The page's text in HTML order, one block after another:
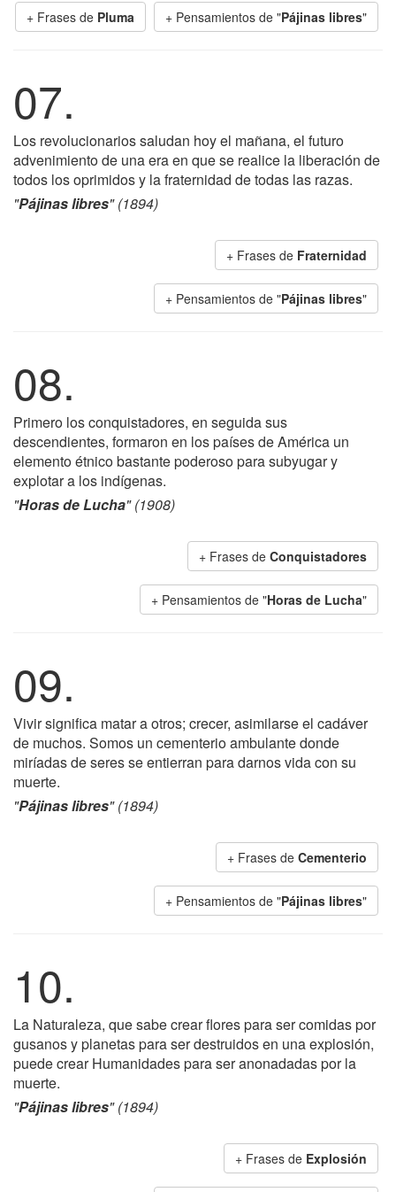
+ Frases de Pluma + Pensamientos de "Pájinas libres"
07.
Los revolucionarios saludan hoy el mañana, el futuro
advenimiento de una era en que se realice la liberación de
todos los oprimidos y la fraternidad de todas las razas.
"Pájinas libres" (1894)
+ Frases de Fraternidad
+ Pensamientos de "Pájinas libres"
08.
Primero los conquistadores, en seguida sus
descendientes, formaron en los países de América un
elemento étnico bastante poderoso para subyugar y
explotar a los indígenas.
"Horas de Lucha" (1908)
+ Frases de Conquistadores
+ Pensamientos de "Horas de Lucha"
09.
Vivir significa matar a otros; crecer, asimilarse el cadáver
de muchos. Somos un cementerio ambulante donde
miríadas de seres se entierran para darnos vida con su
muerte.
"Pájinas libres" (1894)
+ Frases de Cementerio
+ Pensamientos de "Pájinas libres"
10.
La Naturaleza, que sabe crear flores para ser comidas por
gusanos y planetas para ser destruidos en una explosión,
puede crear Humanidades para ser anonadadas por la
muerte.
"Pájinas libres" (1894)
+ Frases de Explosión